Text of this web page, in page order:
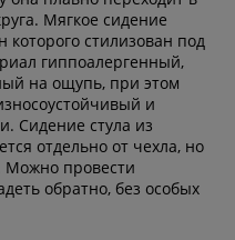
Мягкое сидение
стилизован под
гиппоалергенный,
на ощупь, при этом
и
Сидение стула из
отдельно от чехла, но
Можно провести
обратно, без особых